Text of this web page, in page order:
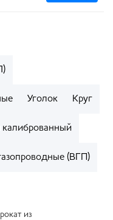
Уголок Круг
(ВГП)
из